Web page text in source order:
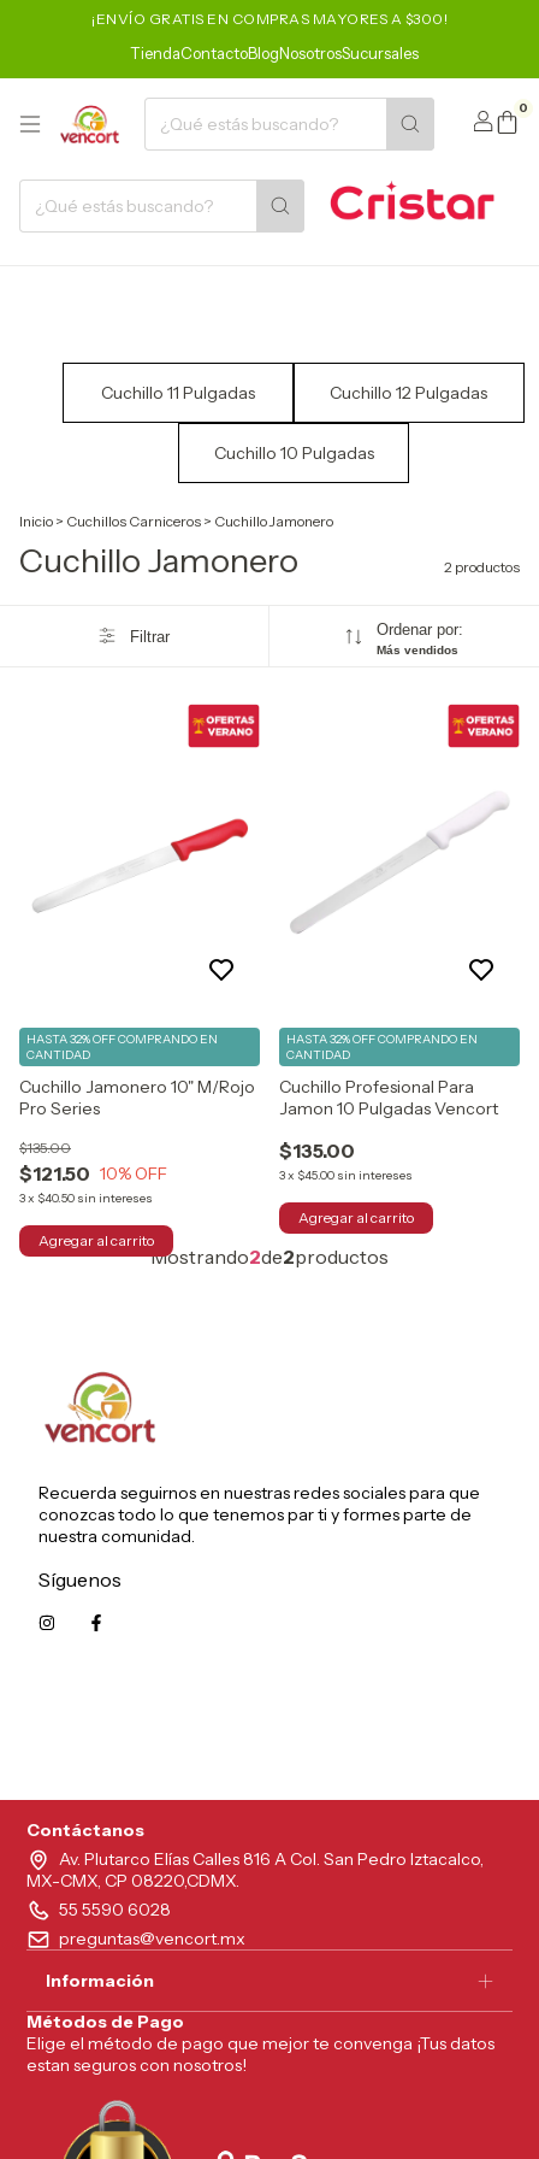
¡ENVÍO GRATIS EN COMPRAS MAYORES A $300!
TiendaContactoBlogNosotrosSucursales
0
Cuchillo 11 Pulgadas Cuchillo 12 Pulgadas
Cuchillo 10 Pulgadas
Inicio > Cuchillos Carniceros > Cuchillo Jamonero
Cuchillo Jamonero 2 productos
Filtrar Ordenar por:
Más vendidos
Cuchillo Jamonero 10" M/Rojo
Pro Series
$121.50
$135.00
10% OFF
3x $40.50 sin intereses
HASTA 32% OFFCOMPRANDO EN
CANTIDAD
Cuchillo Profesional Para
Jamon 10 Pulgadas Vencort
$135.00
3x $45.00 sin intereses
HASTA 32% OFFCOMPRANDO EN
CANTIDAD
Mostrando2de2productos
Recuerda seguirnos en nuestras redes sociales para que
conozcas todo lo que tenemos par ti y formes parte de
nuestra comunidad.
Síguenos
Contáctanos
Av. Plutarco Elías Calles 816 A Col. San Pedro Iztacalco,
MX-CMX, CP 08220,CDMX.
55 5590 6028
preguntas@vencort.mx
Información
Métodos de Pago
Elige el método de pago que mejor te convenga ¡Tus datos
estan seguros con nosotros!